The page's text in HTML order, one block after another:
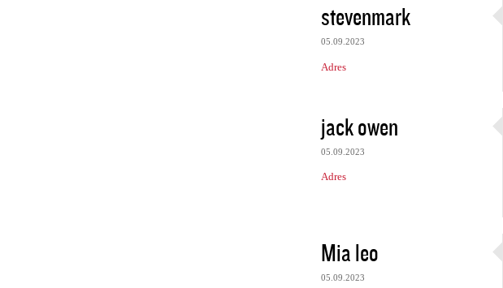
stevenmark
05.09.2023
Adres
jack owen
05.09.2023
Adres
Mia leo
05.09.2023